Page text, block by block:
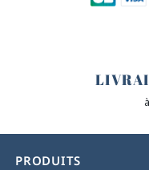
PRODUITS